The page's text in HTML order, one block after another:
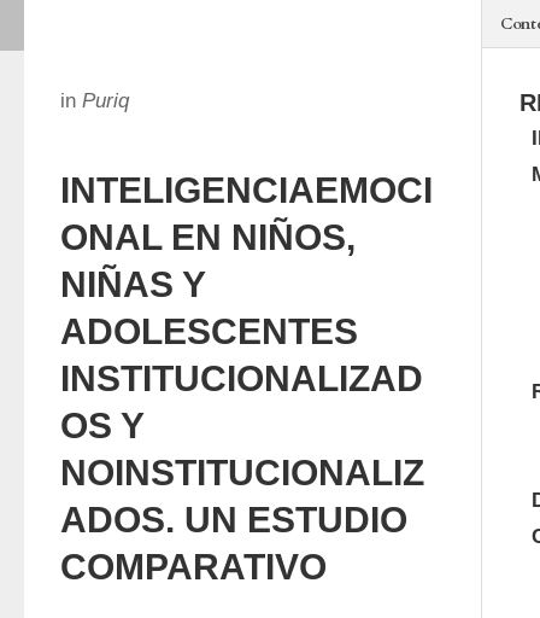
in Puriq
INTELIGENCIAEMOCI
ONAL EN NIÑOS,
NIÑAS Y
ADOLESCENTES
INSTITUCIONALIZAD
OS Y
NOINSTITUCIONALIZ
ADOS. UN ESTUDIO
COMPARATIVO